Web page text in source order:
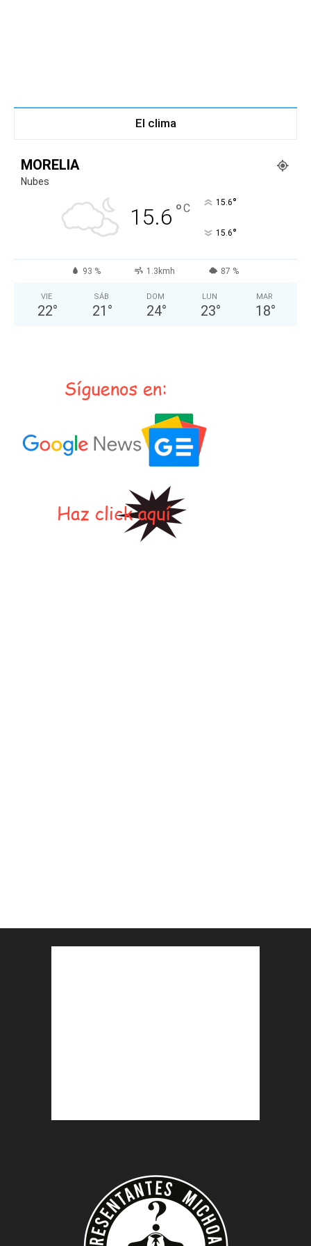
El clima
MORELIA
Nubes
15.6 °C 15.6°
15.6°
93 % 1.3kmh 87 %
VIE
22°
SÁB
21 °
DOM
24°
LUN
23°
MAR
18°